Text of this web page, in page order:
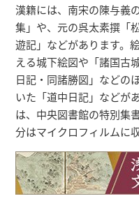
漢籍には、南宋の陳与義
集」や、元の呉太素撰「
遊記」などがあります。
える城下絵図や「諸国古
日記・同諸勝図」などの
いた「道中日記」などが
は、中央図書館の特別集
分はマイクロフィルムに